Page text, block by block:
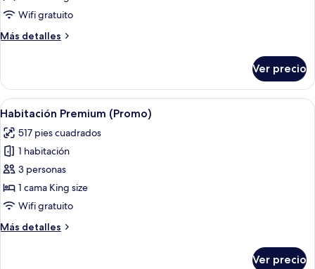
individual
(Promo)
Wifi gratuito
Más detalles
Más
individual
Premium
(Promo)
Ver precio
Abrir
todas
las
fotos
de
Habitación
Premium
Una habitación de hotel moderna
4
Habitación Premium (Promo)
517 pies cuadrados
1 habitación
3 personas
1 cama King size
Wifi gratuito
Más detalles
Más
Ver precio